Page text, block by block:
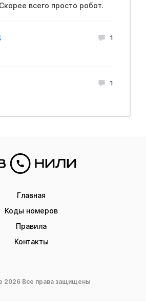
всего просто робот.
1
1
Главная
Коды номеров
Правила
Контакты
2026 Все права защищены